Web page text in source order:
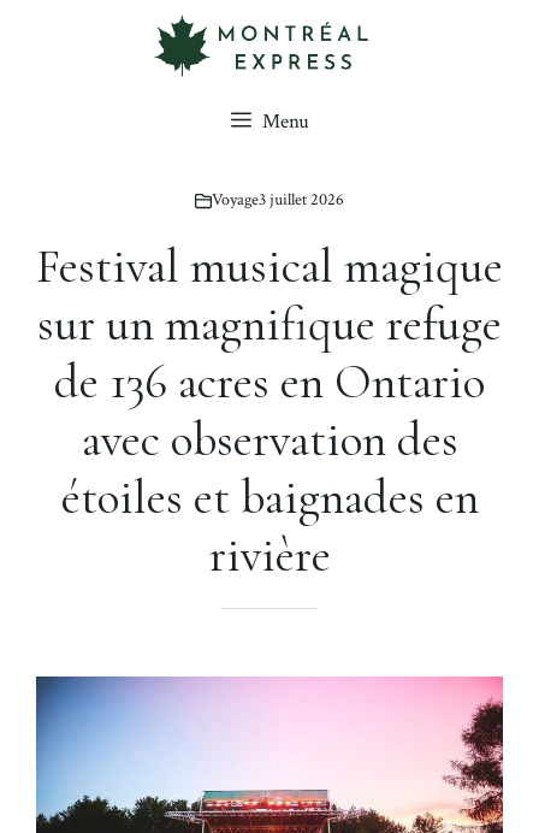
Menu
Voyage3 juillet 2026
Festival musical magique
sur un magnifique refuge
de 136 acres en Ontario
avec observation des
étoiles et baignades en
rivière